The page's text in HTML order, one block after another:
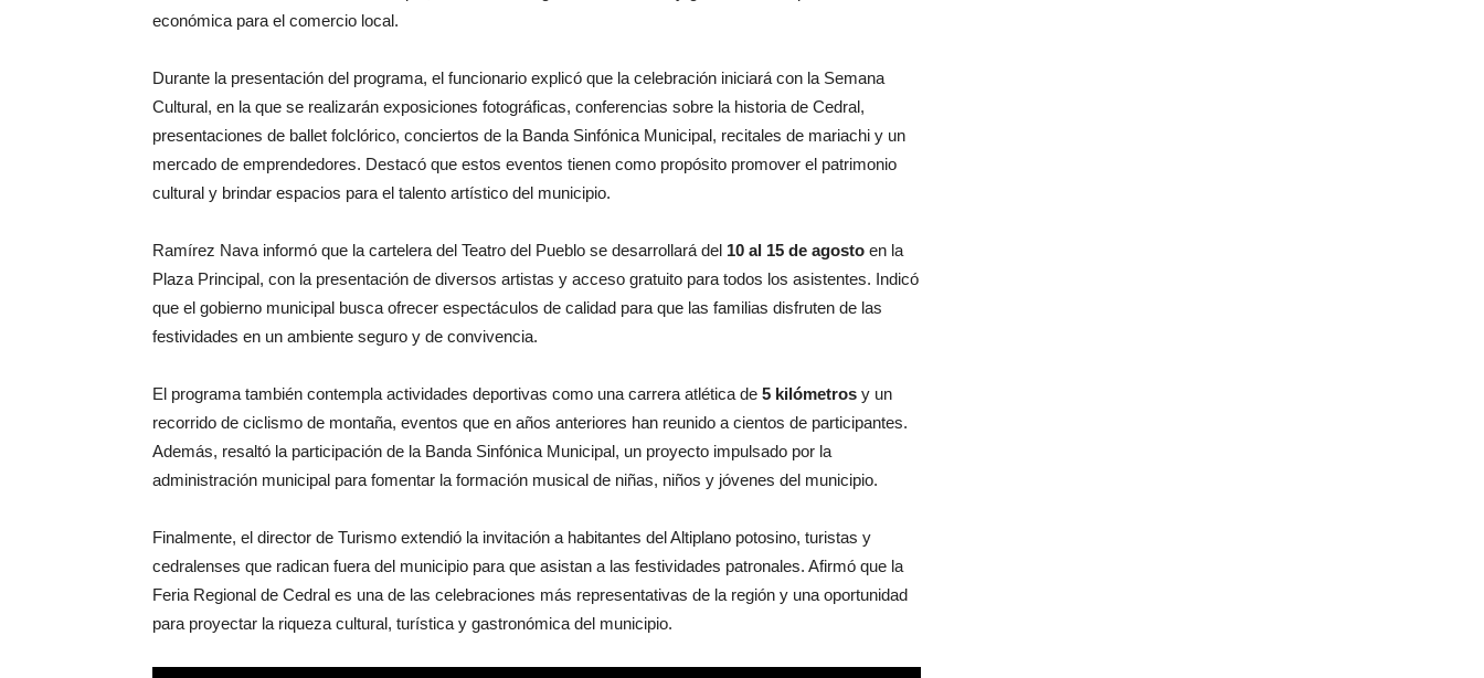
económica para el comercio local.
Durante la presentación del programa, el funcionario explicó que la celebración iniciará con la Semana
Cultural, en la que se realizarán exposiciones fotográficas, conferencias sobre la historia de Cedral,
presentaciones de ballet folclórico, conciertos de la Banda Sinfónica Municipal, recitales de mariachi y un
mercado de emprendedores. Destacó que estos eventos tienen como propósito promover el patrimonio
cultural y brindar espacios para el talento artístico del municipio.
Ramírez Nava informó que la cartelera del Teatro del Pueblo se desarrollará del 10 al 15 de agosto en la
Plaza Principal, con la presentación de diversos artistas y acceso gratuito para todos los asistentes. Indicó
que el gobierno municipal busca ofrecer espectáculos de calidad para que las familias disfruten de las
festividades en un ambiente seguro y de convivencia.
El programa también contempla actividades deportivas como una carrera atlética de 5 kilómetros y un
recorrido de ciclismo de montaña, eventos que en años anteriores han reunido a cientos de participantes.
Además, resaltó la participación de la Banda Sinfónica Municipal, un proyecto impulsado por la
administración municipal para fomentar la formación musical de niñas, niños y jóvenes del municipio.
Finalmente, el director de Turismo extendió la invitación a habitantes del Altiplano potosino, turistas y
cedralenses que radican fuera del municipio para que asistan a las festividades patronales. Afirmó que la
Feria Regional de Cedral es una de las celebraciones más representativas de la región y una oportunidad
para proyectar la riqueza cultural, turística y gastronómica del municipio.